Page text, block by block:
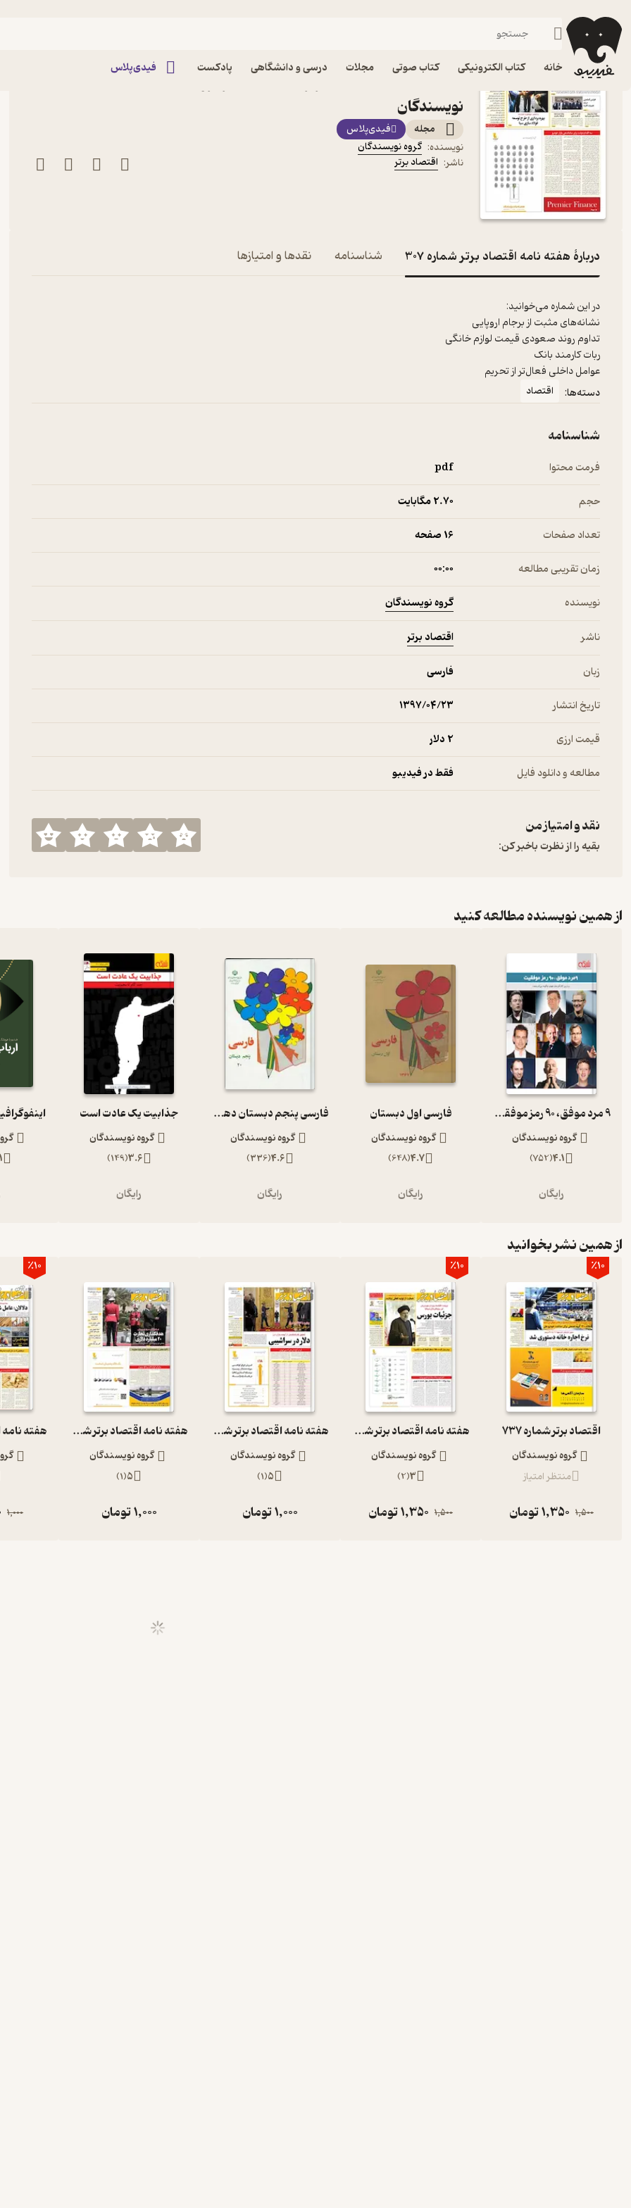
خانه کتاب الکترونیکی کتاب صوتی مجلات درسی و دانشگاهی پادکست فیدی‌پلاس
فیدیبو مجله و نشریه
نویسندگان
مجله
فیدی‌پلاس
نویسنده: گروه نویسندگان
ناشر: اقتصاد برتر
دربارۀ هفته نامه اقتصاد برتر شماره 307 شناسنامه نقدها و امتیازها
عوامل داخلی فعال‌تر از تحریم
دسته‌ها: اقتصاد
شناسنامه
فرمت محتوا pdf
حجم 2.۷۰ مگابایت
تعداد صفحات 16 صفحه
زمان تقریبی مطالعه ۰۰:۰۰
نویسنده گروه نویسندگان
ناشر اقتصاد برتر
زبان فارسی
تاریخ انتشار ۱۳۹۷/۰۴/۲۳
قیمت ارزی 2 دلار
مطالعه و دانلود فایل فقط در فیدیبو
نقد و امتیاز من
بقیه را از نظرت باخبر کن:
از همین نویسنده مطالعه کنید
9 مرد موفق، 90 رمز موفقیت
گروه نویسندگان
4.1
(
752
)
رایگان
فارسی اول دبستان
گروه نویسندگان
4.7
(
648
)
رایگان
فارسی پنجم دبستان دهه 60
گروه نویسندگان
4.6
(
336
)
رایگان
جذابیت یک عادت است
گروه نویسندگان
3.6
(
149
)
رایگان
از همین نشر بخوانید
٪10
اقتصاد برتر شماره 737
گروه نویسندگان
منتظر امتیاز
1,500
1,350تومان
٪10
هفته نامه اقتصاد برتر شماره 704
گروه نویسندگان
3
(
2
)
1,500
1,350تومان
هفته نامه اقتصاد برتر شماره 490
گروه نویسندگان
5
(
1
)
1,000تومان
هفته نامه اقتصاد برتر شماره 442
گروه نویسندگان
5
(
1
)
1,000تومان
٪10
1,000